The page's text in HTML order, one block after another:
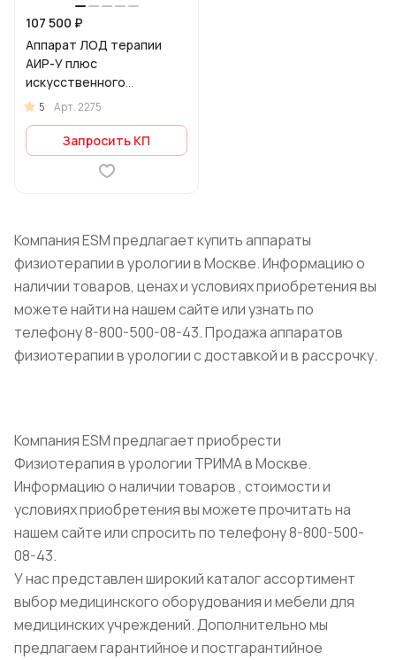
107 500 ₽
Аппарат ЛОД терапии
АИР-У плюс
искусственного
разрежения
урологический с
фотостимуляцией
5 Арт.2275
Запросить КП
Компания ESM предлагает купить аппараты
физиотерапии в урологии в Москве. Информацию о
наличии товаров, ценах и условиях приобретения вы
можете найти на нашем сайте или узнать по
телефону 8-800-500-08-43. Продажа аппаратов
физиотерапии в урологии с доставкой и в рассрочку.
Компания ESM предлагает приобрести
Физиотерапия в урологии ТРИМА в Москве.
Информацию о наличии товаров , стоимости и
условиях приобретения вы можете прочитать на
нашем сайте или спросить по телефону 8-800-500-
08-43.
У нас представлен широкий каталог ассортимент
выбор медицинского оборудования и мебели для
медицинских учреждений. Дополнительно мы
предлагаем гарантийное и постгарантийное